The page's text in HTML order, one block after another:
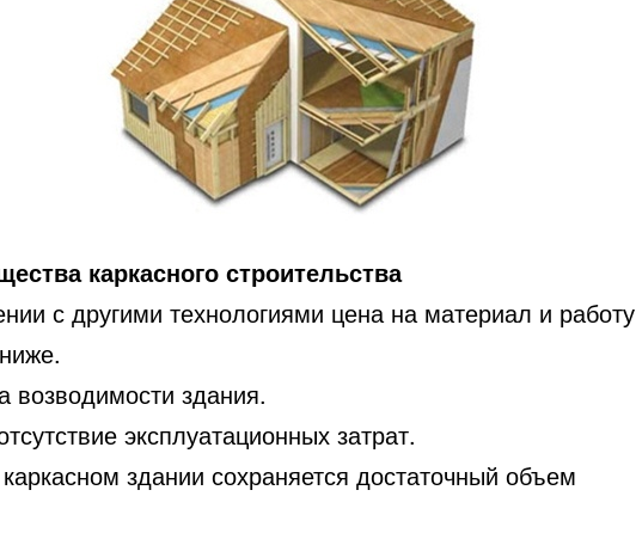
каркасного строительства
с другими технологиями цена на материал и работу
возводимости здания.
эксплуатационных затрат.
здании сохраняется достаточный объем